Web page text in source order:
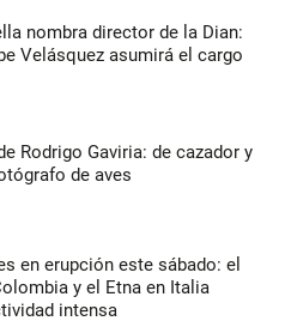
nombra director de la Dian:
Velásquez asumirá el cargo
Rodrigo Gaviria: de cazador y
de aves
en erupción este sábado: el
y el Etna en Italia
intensa